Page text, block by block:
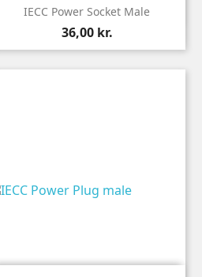
 Vis
IECC Power Socket Male
36,00 kr.